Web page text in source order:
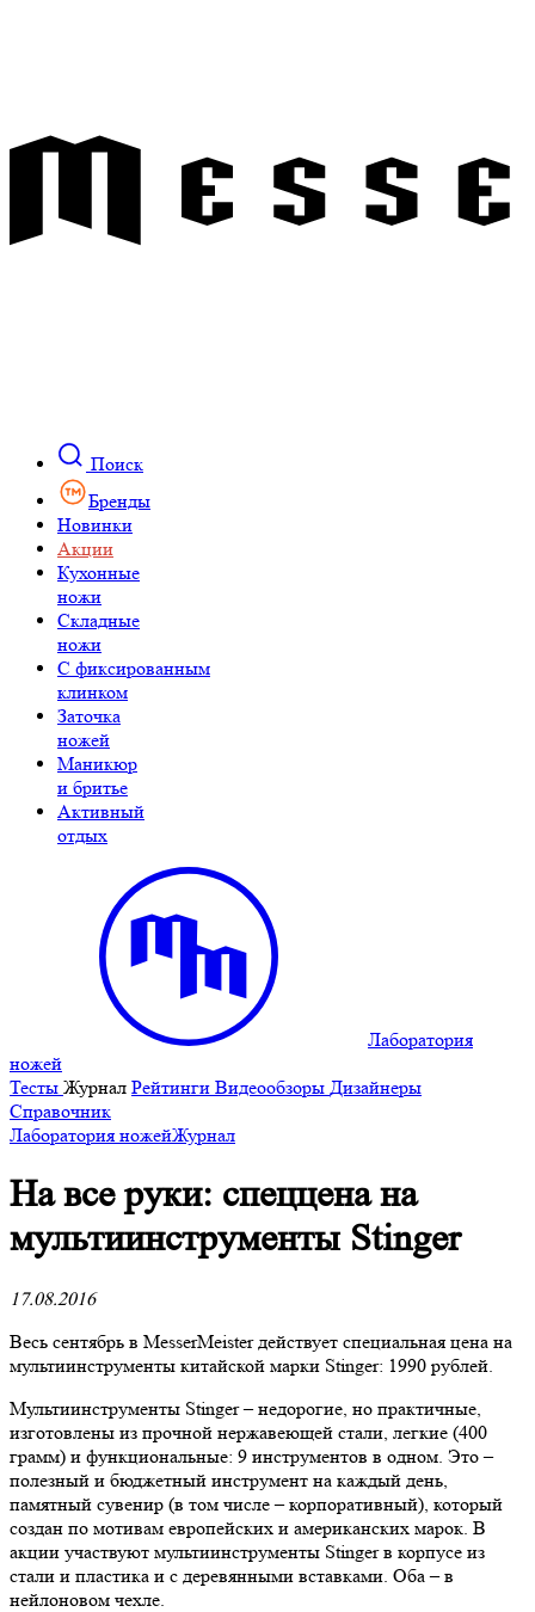
Поиск
Бренды
Новинки
Акции
Кухонные
ножи
Складные
ножи
C фиксированным
клинком
Заточка
ножей
Маникюр
и бритье
Активный
отдых
Лаборатория
ножей
Тесты Журнал Рейтинги Видеообзоры Дизайнеры
Справочник
Лаборатория ножейЖурнал
​На все руки: спеццена на
мультиинструменты Stinger
17.08.2016
Весь сентябрь в MesserMeister действует специальная цена на
мультиинструменты китайской марки Stinger: 1990 рублей.
Мультиинструменты Stinger – недорогие, но практичные,
изготовлены из прочной нержавеющей стали, легкие (400
грамм) и функциональные: 9 инструментов в одном. Это –
полезный и бюджетный инструмент на каждый день,
памятный сувенир (в том числе – корпоративный), который
создан по мотивам европейских и американских марок. В
акции участвуют мультиинструменты Stinger в корпусе из
стали и пластика и с деревянными вставками. Оба – в
нейлоновом чехле.